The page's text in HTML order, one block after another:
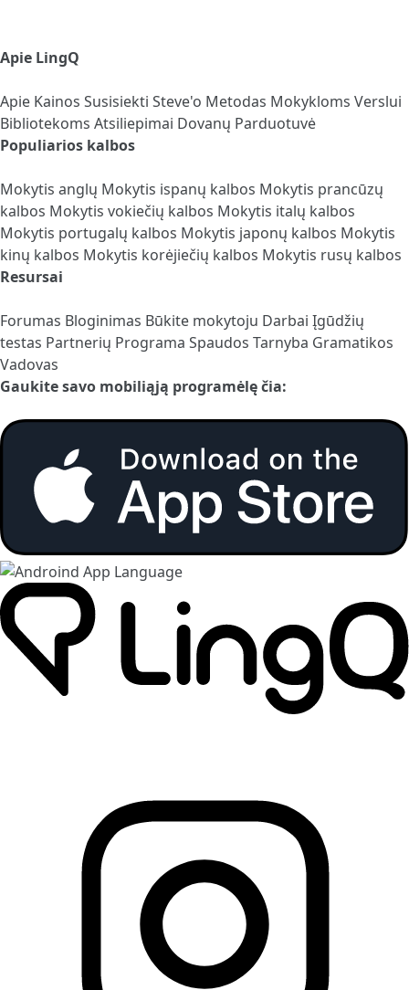
Apie LingQ
Apie Kainos Susisiekti Steve'o Metodas Mokykloms Verslui
Bibliotekoms Atsiliepimai Dovanų Parduotuvė
Populiarios kalbos
Mokytis anglų Mokytis ispanų kalbos Mokytis prancūzų
kalbos Mokytis vokiečių kalbos Mokytis italų kalbos
Mokytis portugalų kalbos Mokytis japonų kalbos Mokytis
kinų kalbos Mokytis korėjiečių kalbos Mokytis rusų kalbos
Resursai
Forumas Bloginimas Būkite mokytoju Darbai Įgūdžių
testas Partnerių Programa Spaudos Tarnyba Gramatikos
Vadovas
Gaukite savo mobiliąją programėlę čia: